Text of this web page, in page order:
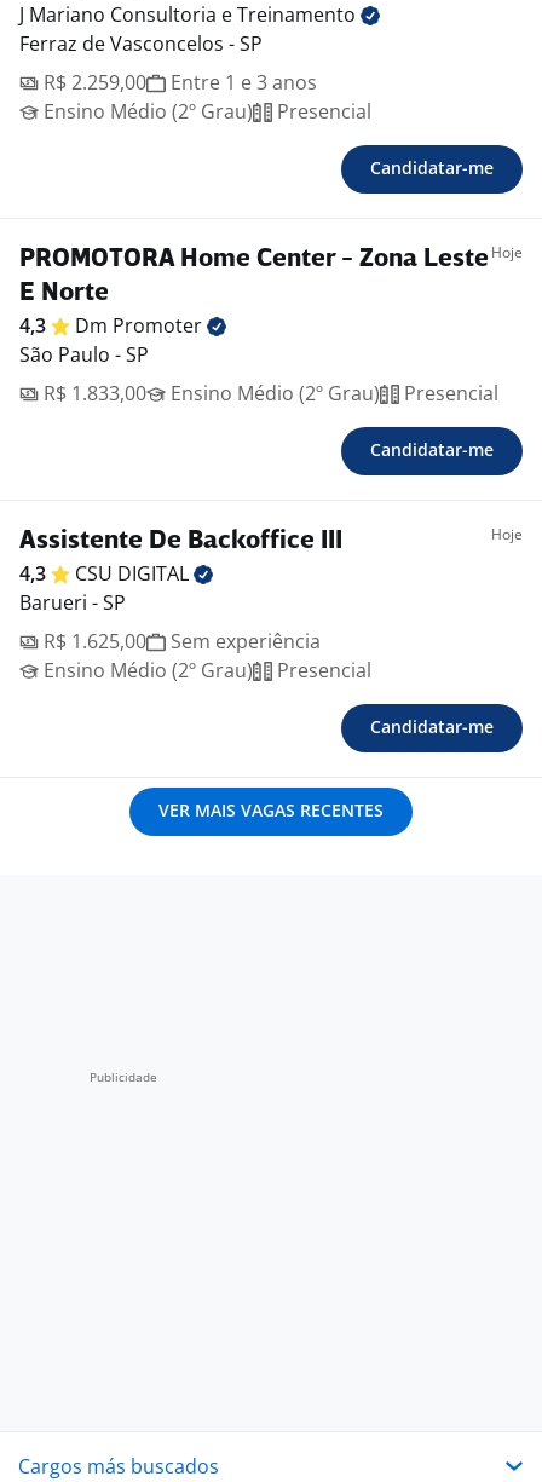
J Mariano Consultoria eTreinamento
Ferraz de Vasconcelos - SP
R$ 2.259,00
Entre 1 e 3 anos
Ensino Médio (2º Grau)
Presencial
Candidatar-me
PROMOTORA Home Center - Zona Leste
E Norte
Hoje
4,3 Dm Promoter
São Paulo - SP
R$ 1.833,00
Ensino Médio (2º Grau) Presencial
Candidatar-me
Assistente De Backoffice III Hoje
4,3 CSU DIGITAL
Barueri - SP
R$ 1.625,00
Sem experiência
Ensino Médio (2º Grau)
Presencial
Candidatar-me
VER MAIS VAGAS RECENTES
Cargos más buscados